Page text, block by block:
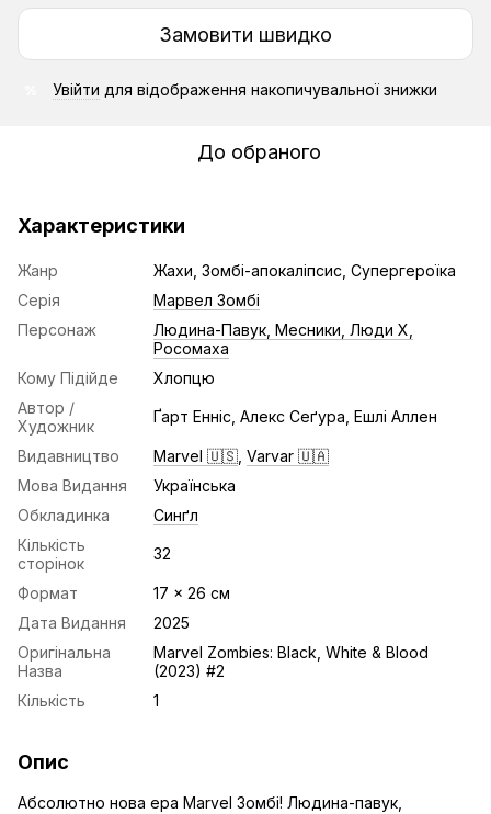
Замовити швидко
Увійти для відображення накопичувальної знижки
До обраного
Характеристики
Жанр
Жахи, Зомбі-апокаліпсис, Супергероїка
Серія
Марвел Зомбі
Персонаж
Людина-Павук, Месники, Люди Х,
Росомаха
Кому Підійде
Хлопцю
Автор /
Художник
Ґарт Енніс, Алекс Сеґура, Ешлі Аллен
Видавництво Marvel 🇺🇸 Varvar 🇺🇦
Мова Видання
Українська
Обкладинка
Синґл
Кількість
сторінок
32
Формат
17 x 26 см
Дата Видання
2025
Оригінальна
Назва
Marvel Zombies: Black, White & Blood
(2023) #2
Кількість
1
Опис
Абсолютно нова ера Marvel Зомбі! Людина-павук,